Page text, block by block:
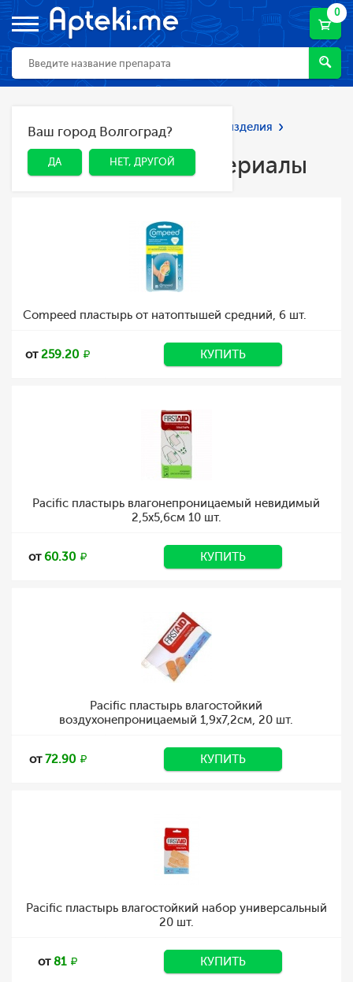
0
ДА НЕТ, ДРУГОЙ
Ваш город Волгоград?
ДА НЕТ, ДРУГОЙ
Главная Каталог
Мед. приборы и изделия
Перевязочные материалы
Перевязочные материалы
Compeed пластырь от натоптышей средний, 6 шт.
от259.20 КУПИТЬ
Pacific пластырь влагонепроницаемый невидимый
2,5х5,6см 10 шт.
от60.30 КУПИТЬ
Pacific пластырь влагостойкий
воздухонепроницаемый 1,9х7,2см, 20 шт.
от72.90 КУПИТЬ
Pacific пластырь влагостойкий набор универсальный
20 шт.
от81 КУПИТЬ